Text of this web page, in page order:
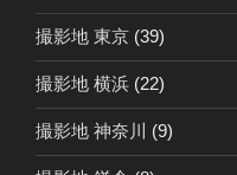
撮影地 東京 (39)
撮影地 横浜 (22)
撮影地 神奈川 (9)